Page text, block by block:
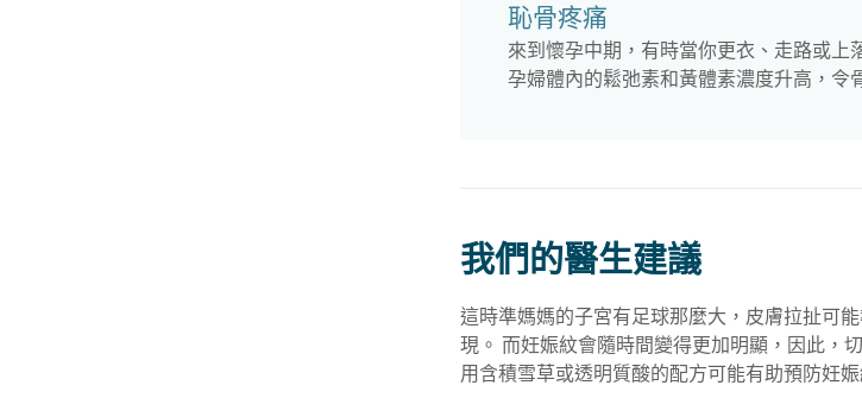
恥骨疼痛
來到懷孕中期，有時當你更衣、走路或
孕婦體內的鬆弛素和黃體素濃度升高，令
我們的醫生建議
這時準媽媽的子宮有足球那麼大，皮膚拉扯可
現。 而妊娠紋會隨時間變得更加明顯，因此，
用含積雪草或透明質酸的配方可能有助預防妊娠